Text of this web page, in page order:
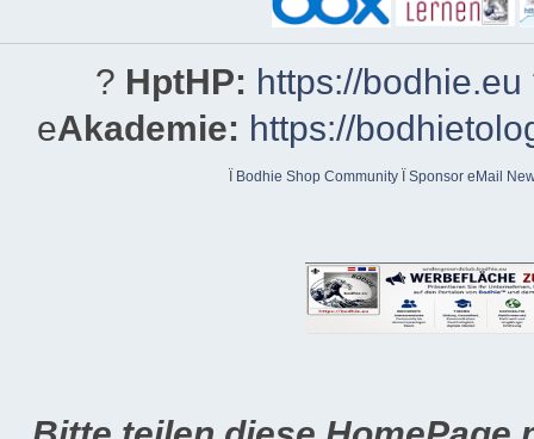
? HptHP: https://bodhie.eu
eAkademie: https://
Ï Bodhie Shop CommunityÏ Sponsor eMail